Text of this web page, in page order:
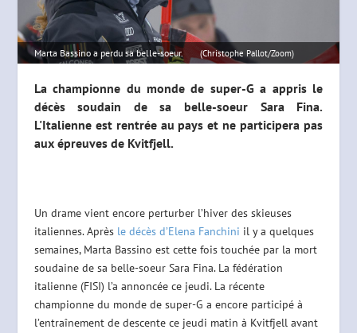
Marta Bassino a perdu sa belle-soeur. (Christophe Pallot/Zoom)
La championne du monde de super-G a appris le
décès soudain de sa belle-soeur Sara Fina.
L'Italienne est rentrée au pays et ne participera pas
aux épreuves de Kvitfjell.
Un drame vient encore perturber l’hiver des skieuses
italiennes. Après le décès d’Elena Fanchini il y a quelques
semaines, Marta Bassino est cette fois touchée par la mort
soudaine de sa belle-soeur Sara Fina. La fédération
italienne (FISI) l’a annoncée ce jeudi. La récente
championne du monde de super-G a encore participé à
l’entraînement de descente ce jeudi matin à Kvitfjell avant